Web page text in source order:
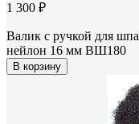
1 300 ₽
Валик с ручкой для
нейлон 16 мм ВШ180
В корзину